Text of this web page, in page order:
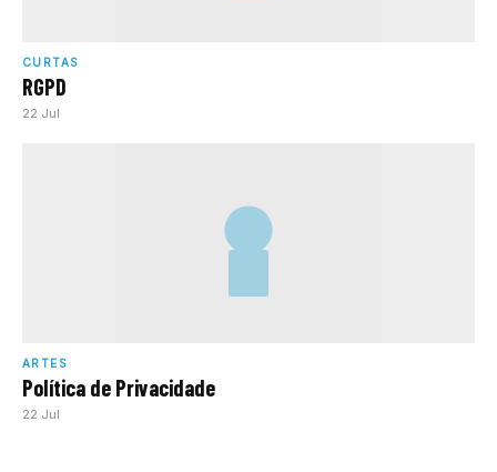
CURTAS
RGPD
22 Jul
ARTES
Política de Privacidade
22 Jul